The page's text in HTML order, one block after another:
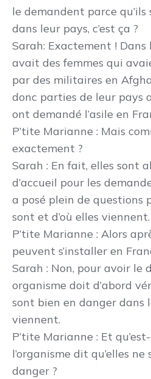
le demandent parce
dans leur pays, c’est ça ?
Sarah: Exactement !
avait des femmes qui
par des militaires en
donc parties de leur pays
ont demandé l’asile en
P’tite Marianne : Mais
exactement ?
Sarah : En fait, elles sont
d’accueil pour les
a posé plein de questions
sont et d’où elles viennent.
P’tite Marianne : Alors
peuvent s’installer en
Sarah : Non, pour avoir le
organisme doit d’abord
sont bien en danger dans
viennent.
P’tite Marianne : Et
l’organisme dit qu’elles
danger ?